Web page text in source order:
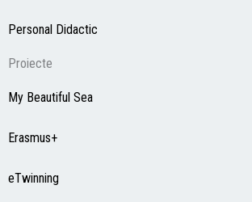
Personal Didactic
Proiecte
My Beautiful Sea
Erasmus+
eTwinning